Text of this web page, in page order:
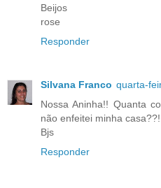
Beijos
rose
Responder
Silvana Franco quarta-
Nossa Aninha!! Quanta
não enfeitei minha
Bjs
Responder